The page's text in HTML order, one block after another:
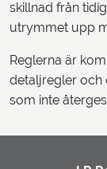
skillnad från
utrymmet upp
Reglerna är
detaljregler och
som inte